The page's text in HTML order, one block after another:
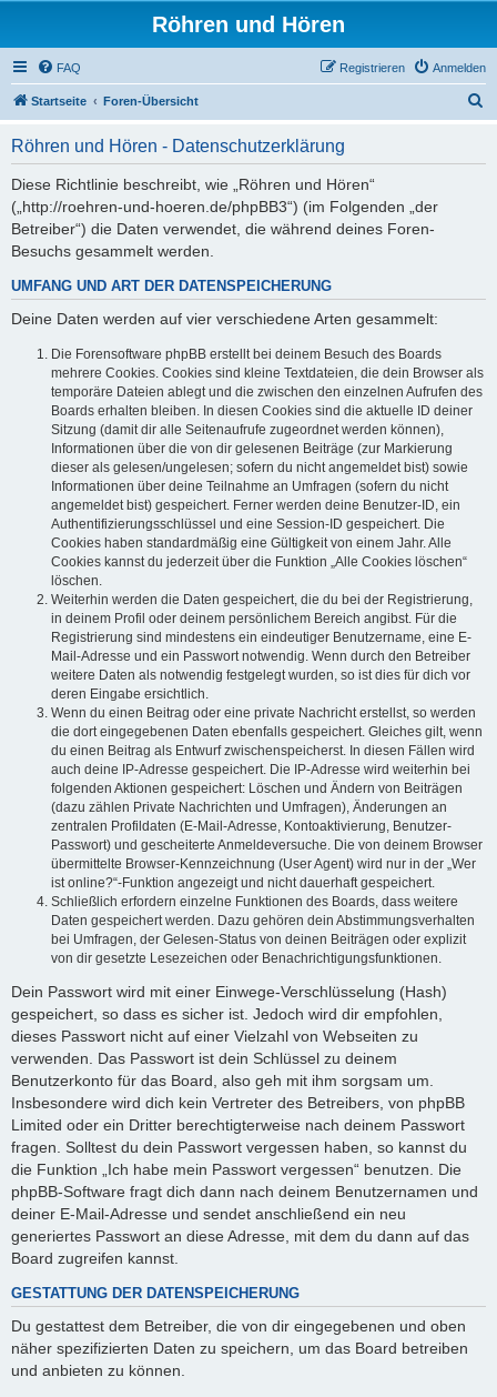
Röhren und Hören
FAQ Anmelden
Registrieren
Startseite Foren-Übersicht
Röhren und Hören - Datenschutzerklärung
Diese Richtlinie beschreibt, wie „Röhren und Hören“
(„http://roehren-und-hoeren.de/phpBB3“) (im Folgenden „der
Betreiber“) die Daten verwendet, die während deines Foren-
Besuchs gesammelt werden.
UMFANG UND ART DER DATENSPEICHERUNG
Deine Daten werden auf vier verschiedene Arten gesammelt:
Die Forensoftware phpBB erstellt bei deinem Besuch des Boards
mehrere Cookies. Cookies sind kleine Textdateien, die dein Browser als
temporäre Dateien ablegt und die zwischen den einzelnen Aufrufen des
Boards erhalten bleiben. In diesen Cookies sind die aktuelle ID deiner
Sitzung (damit dir alle Seitenaufrufe zugeordnet werden können),
Informationen über die von dir gelesenen Beiträge (zur Markierung
dieser als gelesen/ungelesen; sofern du nicht angemeldet bist) sowie
Informationen über deine Teilnahme an Umfragen (sofern du nicht
angemeldet bist) gespeichert. Ferner werden deine Benutzer-ID, ein
Authentifizierungsschlüssel und eine Session-ID gespeichert. Die
Cookies haben standardmäßig eine Gültigkeit von einem Jahr. Alle
Cookies kannst du jederzeit über die Funktion „Alle Cookies löschen“
löschen.
Weiterhin werden die Daten gespeichert, die du bei der Registrierung,
in deinem Profil oder deinem persönlichem Bereich angibst. Für die
Registrierung sind mindestens ein eindeutiger Benutzername, eine E-
Mail-Adresse und ein Passwort notwendig. Wenn durch den Betreiber
weitere Daten als notwendig festgelegt wurden, so ist dies für dich vor
deren Eingabe ersichtlich.
Wenn du einen Beitrag oder eine private Nachricht erstellst, so werden
die dort eingegebenen Daten ebenfalls gespeichert. Gleiches gilt, wenn
du einen Beitrag als Entwurf zwischenspeicherst. In diesen Fällen wird
auch deine IP-Adresse gespeichert. Die IP-Adresse wird weiterhin bei
folgenden Aktionen gespeichert: Löschen und Ändern von Beiträgen
(dazu zählen Private Nachrichten und Umfragen), Änderungen an
zentralen Profildaten (E-Mail-Adresse, Kontoaktivierung, Benutzer-
Passwort) und gescheiterte Anmeldeversuche. Die von deinem Browser
übermittelte Browser-Kennzeichnung (User Agent) wird nur in der „Wer
ist online?“-Funktion angezeigt und nicht dauerhaft gespeichert.
Schließlich erfordern einzelne Funktionen des Boards, dass weitere
Daten gespeichert werden. Dazu gehören dein Abstimmungsverhalten
bei Umfragen, der Gelesen-Status von deinen Beiträgen oder explizit
von dir gesetzte Lesezeichen oder Benachrichtigungsfunktionen.
Dein Passwort wird mit einer Einwege-Verschlüsselung (Hash)
gespeichert, so dass es sicher ist. Jedoch wird dir empfohlen,
dieses Passwort nicht auf einer Vielzahl von Webseiten zu
verwenden. Das Passwort ist dein Schlüssel zu deinem
Benutzerkonto für das Board, also geh mit ihm sorgsam um.
Insbesondere wird dich kein Vertreter des Betreibers, von phpBB
Limited oder ein Dritter berechtigterweise nach deinem Passwort
fragen. Solltest du dein Passwort vergessen haben, so kannst du
die Funktion „Ich habe mein Passwort vergessen“ benutzen. Die
phpBB-Software fragt dich dann nach deinem Benutzernamen und
deiner E-Mail-Adresse und sendet anschließend ein neu
generiertes Passwort an diese Adresse, mit dem du dann auf das
Board zugreifen kannst.
GESTATTUNG DER DATENSPEICHERUNG
Du gestattest dem Betreiber, die von dir eingegebenen und oben
näher spezifizierten Daten zu speichern, um das Board betreiben
und anbieten zu können.